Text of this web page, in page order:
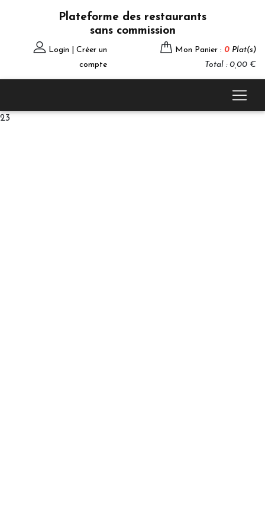
Plateforme des restaurants
sans commission
Login | Créer un
compte
Mon Panier : 0 Plat(s)
Total : 0,00 €
23